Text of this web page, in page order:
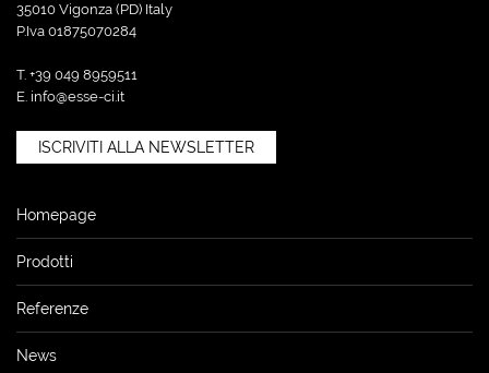
35010 Vigonza (PD) Italy
P.Iva 01875070284
T. +39 049 8959511
E. info@esse-ci.it
ISCRIVITI ALLA NEWSLETTER
Homepage
Prodotti
Referenze
News